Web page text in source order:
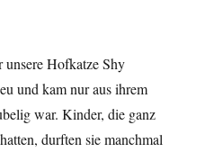
Hofkatze Shy
und kam nur aus ihrem
war. Kinder, die ganz
durften sie manchmal